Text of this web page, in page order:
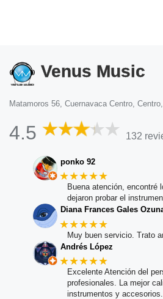
Venus Music
Matamoros 56, Cuernavaca Centro,
4.5 132
ponko 92
★★★★★
Buena atención, encontré
dejaron probar el
Diana Frances Gales
★★★★★
Muy buen servicio. Trato
Andrés López
★★★★★
Excelente Atención del
profesionales. La mejor
instrumentos y